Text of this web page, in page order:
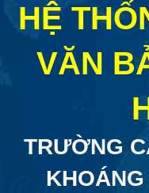
HỆ
VĂN
TRƯỜNG